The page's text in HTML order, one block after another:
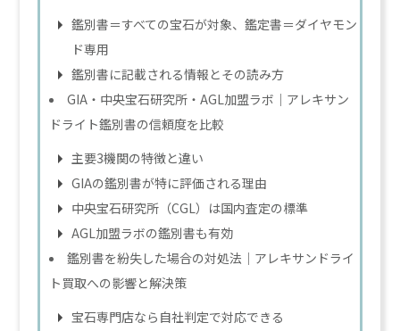
鑑別書＝すべての宝石が対象、鑑定書＝ダイヤモン
ド専用
鑑別書に記載される情報とその読み方
GIA・中央宝石研究所・AGL加盟ラボ｜アレキサン
ドライト鑑別書の信頼度を比較
主要3機関の特徴と違い
GIAの鑑別書が特に評価される理由
中央宝石研究所（CGL）は国内査定の標準
AGL加盟ラボの鑑別書も有効
鑑別書を紛失した場合の対処法｜アレキサンドライ
ト買取への影響と解決策
宝石専門店なら自社判定で対応できる